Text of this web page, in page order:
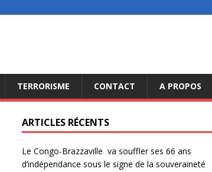
TERRORISME CONTACT A PROPOS
ARTICLES RÉCENTS
Le Congo-Brazzaville va souffler ses 66 ans
d’indépendance sous le signe de la souveraineté